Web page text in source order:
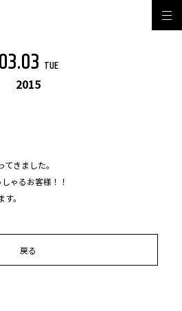
03.03 TUE
2015
きました。
ゃるお客様！！
。
戻る